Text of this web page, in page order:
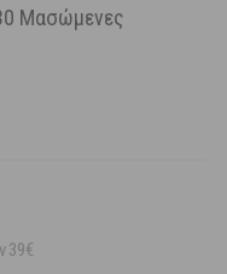
Μασώμενες
39€